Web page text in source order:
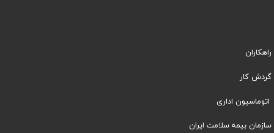
راهکاران
​​گردش کار
اتوماسیون اداری
سازمان بیمه سلامت ایران